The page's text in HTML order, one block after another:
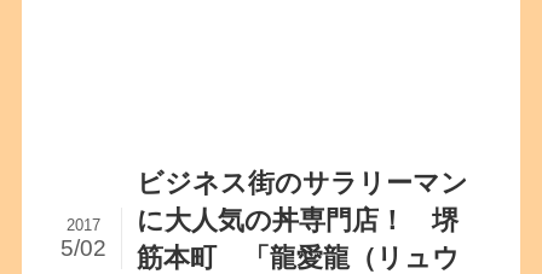
ビジネス街のサラリーマン
に大人気の丼専門店！ 堺
筋本町 「龍愛龍（リュウ
2017
5/02